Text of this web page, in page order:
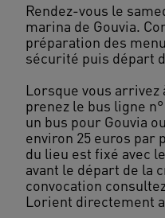
Rendez-vous le
marina de Gouvia.
préparation des
sécurité puis départ
Lorsque vous
prenez le bus ligne
un bus pour Gouvia
environ 25 euros par
du lieu est fixé avec
avant le départ de la
convocation